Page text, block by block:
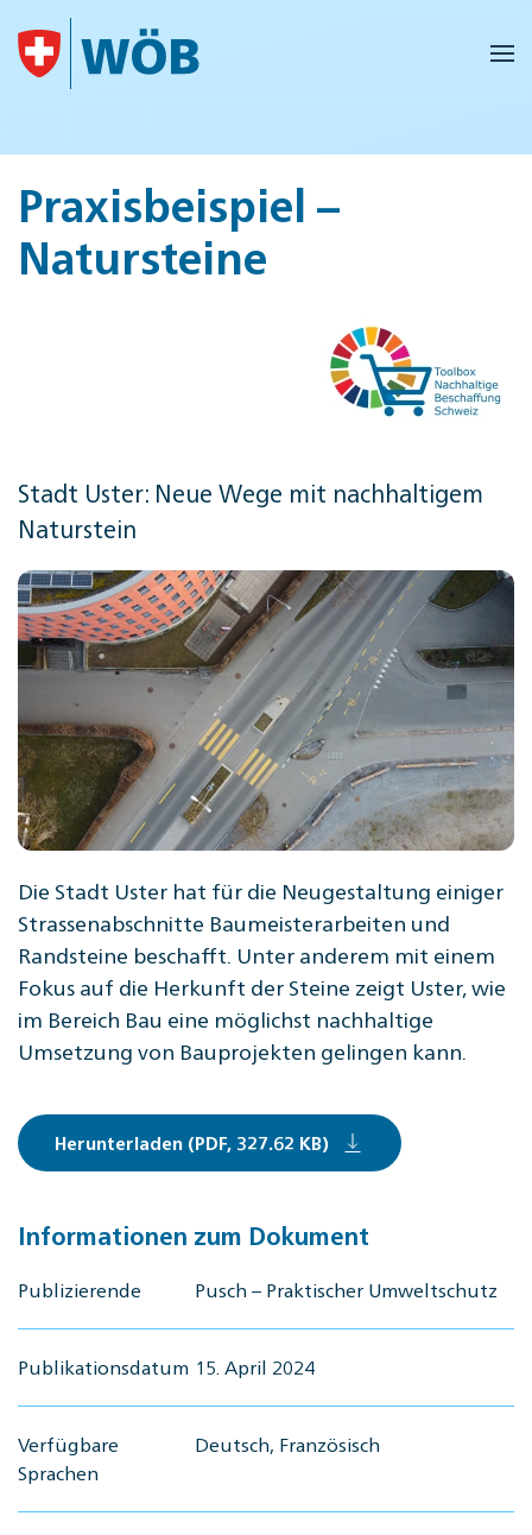
Skip to main content
Praxisbeispiel –
Natursteine
Stadt Uster: Neue Wege mit nachhaltigem
Naturstein
Die Stadt Uster hat für die Neugestaltung einiger
Strassenabschnitte Baumeisterarbeiten und
Randsteine beschafft. Unter anderem mit einem
Fokus auf die Herkunft der Steine zeigt Uster, wie
im Bereich Bau eine möglichst nachhaltige
Umsetzung von Bauprojekten gelingen kann.
Herunterladen (PDF, 327.62 KB)
Informationen zum Dokument
Publizierende Pusch – Praktischer Umweltschutz
Publikationsdatum 15. April 2024
Verfügbare
Sprachen
Deutsch, Französisch